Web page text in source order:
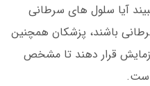
آیا سلول های سرطانی
باشند، پزشکان همچنین
قرار دهند تا مشخص